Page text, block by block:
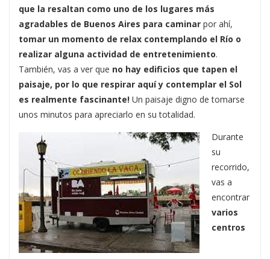
que la resaltan como uno de los lugares más
agradables de Buenos Aires para caminar por ahí,
tomar un momento de relax contemplando el Río o
realizar alguna actividad de entretenimiento.
También, vas a ver que no hay edificios que tapen el
paisaje, por lo que respirar aquí y contemplar el Sol
es realmente fascinante! Un paisaje digno de tomarse
unos minutos para apreciarlo en su totalidad.
Durante
su
recorrido,
vas a
encontrar
varios
centros